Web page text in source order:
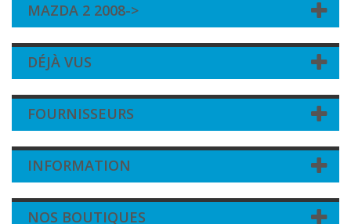
MAZDA 2 2008->
DÉJÀ VUS
FOURNISSEURS
INFORMATION
NOS BOUTIQUES